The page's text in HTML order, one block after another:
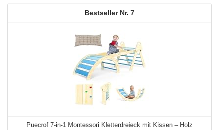
7
Puecrof 7-in-1 Montessori Kletterdreieck mit Kissen – Holz